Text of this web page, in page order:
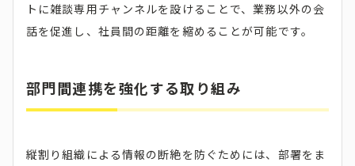
トに雑談専用チャンネルを設けることで、業務以外の会
話を促進し、社員間の距離を縮めることが可能です。
部門間連携を強化する取り組み
縦割り組織による情報の断絶を防ぐためには、部署をま